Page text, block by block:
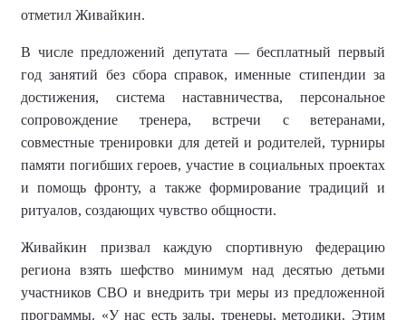
отметил Живайкин.
В числе предложений депутата — бесплатный первый
год занятий без сбора справок, именные стипендии за
достижения, система наставничества, персональное
сопровождение тренера, встречи с ветеранами,
совместные тренировки для детей и родителей, турниры
памяти погибших героев, участие в социальных проектах
и помощь фронту, а также формирование традиций и
ритуалов, создающих чувство общности.
Живайкин призвал каждую спортивную федерацию
региона взять шефство минимум над десятью детьми
участников СВО и внедрить три меры из предложенной
программы. «У нас есть залы, тренеры, методики. Этим